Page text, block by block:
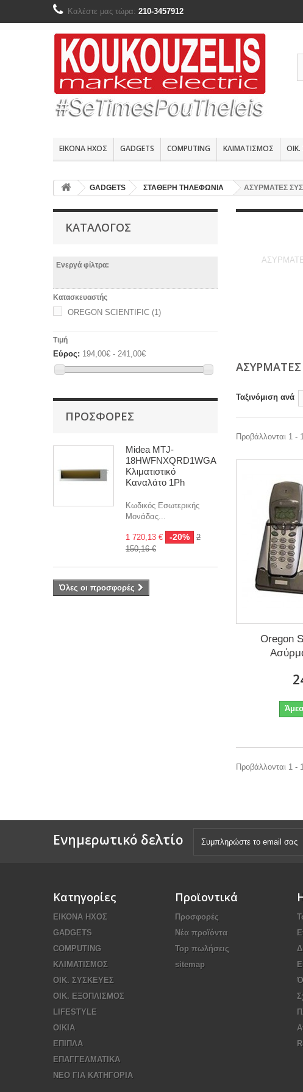
Καλέστε μας τώρα: 210-3457912
ΕΙΚΟΝΑ ΗΧΟΣ GADGETS COMPUTING ΚΛΙΜΑΤΙΣΜΟΣ ΟΙΚ.
GADGETS ΣΤΑΘΕΡΗ ΤΗΛΕΦΩΝΙΑ ΑΣΥΡΜΑΤΕΣ
ΚΑΤΆΛΟΓΟΣ
Ενεργά φίλτρα:
Κατασκευαστής
OREGON SCIENTIFIC (1)
Τιμή
Εύρος: 194,00€ - 241,00€
ΠΡΟΣΦΟΡΈΣ
Midea MTJ-
18HWFNXQRD1WGA
Κλιματιστικό
Καναλάτο 1Ph
Κωδικός Εσωτερικής
Μονάδας...
1 720,13 € -20%
2
150,16 €
Όλες οι προσφορές
ΑΣΥΡΜΑΤΕΣ
Ταξινόμιση ανά
Προβάλλονται 1 -
Oregon
Προβάλλονται 1 -
Ενημερωτικό δελτίο
Κατηγορίες
ΕΙΚΟΝΑ ΗΧΟΣ
GADGETS
COMPUTING
ΚΛΙΜΑΤΙΣΜΟΣ
ΟΙΚ. ΣΥΣΚΕΥΕΣ
ΟΙΚ. ΕΞΟΠΛΙΣΜΟΣ
LIFESTYLE
ΟΙΚΙΑ
ΕΠΙΠΛΑ
ΕΠΑΓΓΕΛΜΑΤΙΚΑ
ΝΕΟ ΓΙΑ ΚΑΤΗΓΟΡΙΑ
Προϊοντικά
Προσφορές
Νέα προϊόντα
Top πωλήσεις
sitemap